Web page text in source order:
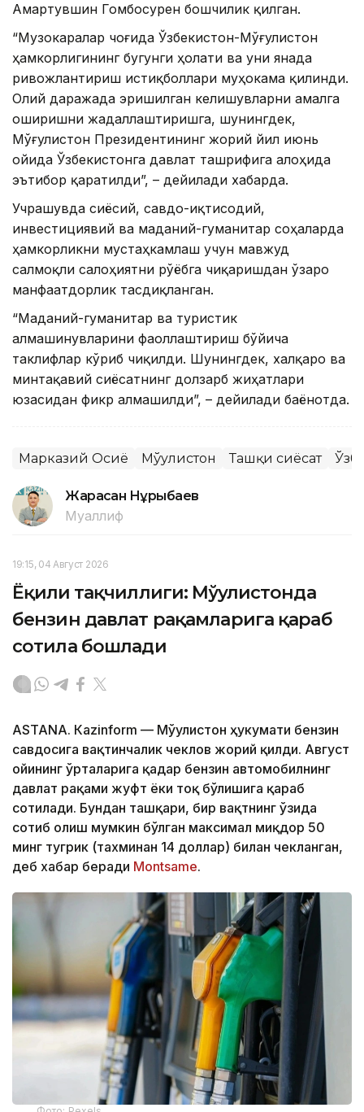
Амартувшин Гомбосурен бошчилик қилган.
“Музокаралар чоғида Ўзбекистон-Мўғулистон
ҳамкорлигининг бугунги ҳолати ва уни янада
ривожлантириш истиқболлари муҳокама қилинди.
Олий даражада эришилган келишувларни амалга
оширишни жадаллаштиришга, шунингдек,
Мўғулистон Президентининг жорий йил июнь
ойида Ўзбекистонга давлат ташрифига алоҳида
эътибор қаратилди”, – дейилади хабарда.
Учрашувда сиёсий, савдо-иқтисодий,
инвестициявий ва маданий-гуманитар соҳаларда
ҳамкорликни мустаҳкамлаш учун мавжуд
салмоқли салоҳиятни рўёбга чиқаришдан ўзаро
манфаатдорлик тасдиқланган.
“Маданий-гуманитар ва туристик
алмашинувларини фаоллаштириш бўйича
таклифлар кўриб чиқилди. Шунингдек, халқаро ва
минтақавий сиёсатнинг долзарб жиҳатлари
юзасидан фикр алмашилди”, – дейилади баёнотда.
Марказий Осиё Мўғулистон Ташқи сиёсат
Жарасқан Нұрыбаев
Муаллиф
19:15, 04 Август 2026
Ёқилғи тақчиллиги: Мўғулистонда
бензин давлат рақамларига қараб
сотила бошлади
ASTANА. Кazinform — Мўғулистон ҳукумати бензин
савдосига вақтинчалик чеклов жорий қилди. Август
ойининг ўрталарига қадар бензин автомобилнинг
давлат рақами жуфт ёки тоқ бўлишига қараб
сотилади. Бундан ташқари, бир вақтнинг ўзида
сотиб олиш мумкин бўлган максимал миқдор 50
минг тугрик (тахминан 14 доллар) билан чекланган,
деб хабар беради Montsame.